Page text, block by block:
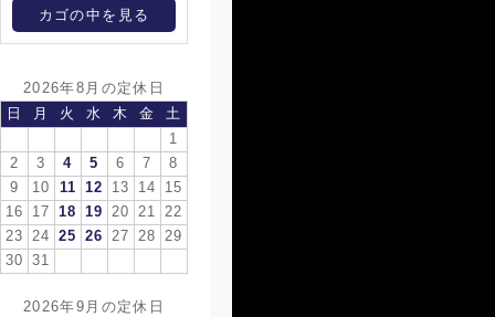
カゴの中を見る
2026年8月の定休日
日
月 火 水 木 金
土
1
2
3 4 5 6 7
8
9
10 11 12 13 14
15
16
17 18 19 20 21
22
23
24 25 26 27 28
29
30
31
2026年9月の定休日